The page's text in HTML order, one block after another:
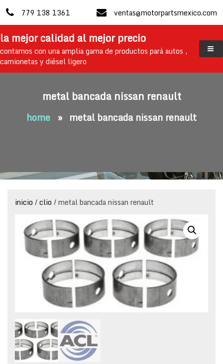
to
content
779 138 1361 ventas@motorpartsmexico.com
la mejor calidad al mejor precio
contamos con una amplia gama de productos pará autos ,
camionetas y diésel ligero
metal bancada nissan renault
home » metal bancada nissan renault
inicio /clio / metal bancada nissan renault